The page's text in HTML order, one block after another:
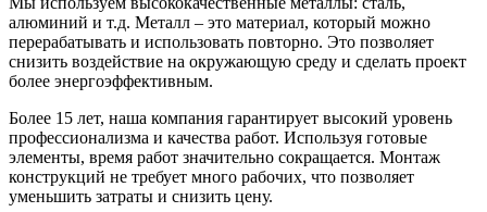
алюминий и т.д. Металл – это материал, который можно
перерабатывать и использовать повторно. Это позволяет
снизить воздействие на окружающую среду и сделать проект
более энергоэффективным.
Более 15 лет, наша компания гарантирует высокий уровень
профессионализма и качества работ. Используя готовые
элементы, время работ значительно сокращается. Монтаж
конструкций не требует много рабочих, что позволяет
уменьшить затраты и снизить цену.